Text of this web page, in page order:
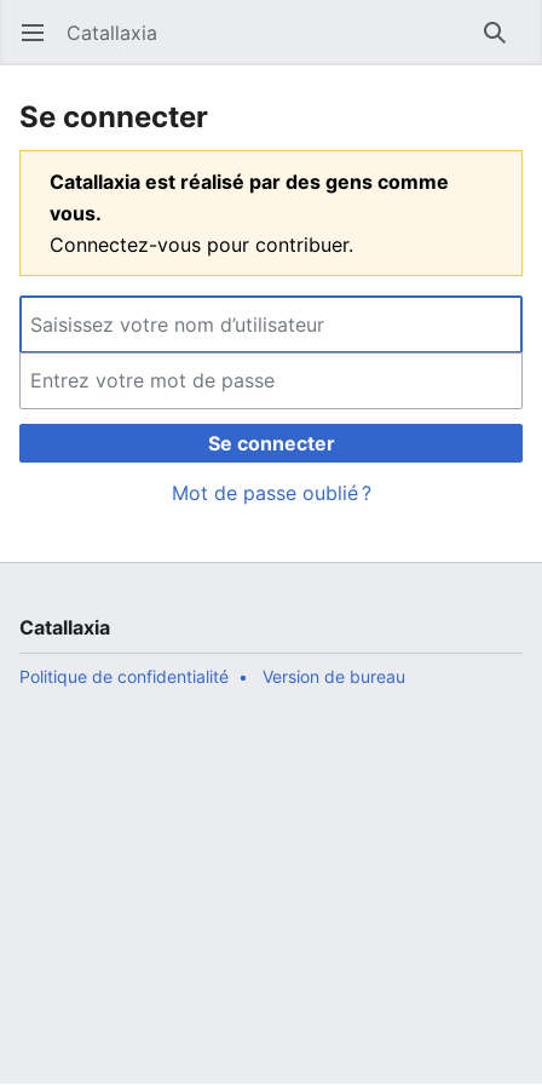
Ouvrir le menu principal Catallaxia
Se connecter
Catallaxia est réalisé par des gens comme
vous.
Connectez-vous pour contribuer.
Se connecter
Mot de passe oublié ?
Catallaxia
Politique de confidentialité Version de bureau